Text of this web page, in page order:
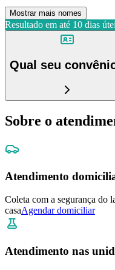
Mostrar mais nomes
Resultado em até 10 dias
Qual seu
Sobre o
Atendimento
Coleta com a segurança do
casaAgendar domiciliar
Atendimento nas